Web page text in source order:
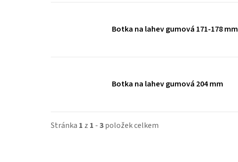
Botka na lahev gumová 171-178 mm
Botka na lahev gumová 204 mm
Stránka 1 z 1 -3položek celkem